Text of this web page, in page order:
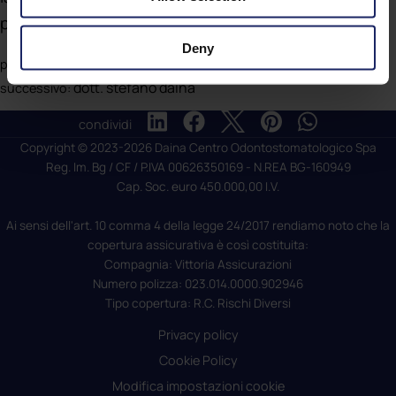
Deny
personale.
precedente:dott. pietro daina
successivo:dott. stefano daina
condividi
Copyright © 2023-2026 Daina Centro Odontostomatologico Spa
Reg. Im. Bg / CF / P.IVA 00626350169 - N.REA BG-160949
Cap. Soc. euro 450.000,00 I.V.
Ai sensi dell'art. 10 comma 4 della legge 24/2017 rendiamo noto che la
copertura assicurativa è così costituita:
Compagnia: Vittoria Assicurazioni
Numero polizza: 023.014.0000.902946
Tipo copertura: R.C. Rischi Diversi
Privacy policy
Cookie Policy
Modifica impostazioni cookie